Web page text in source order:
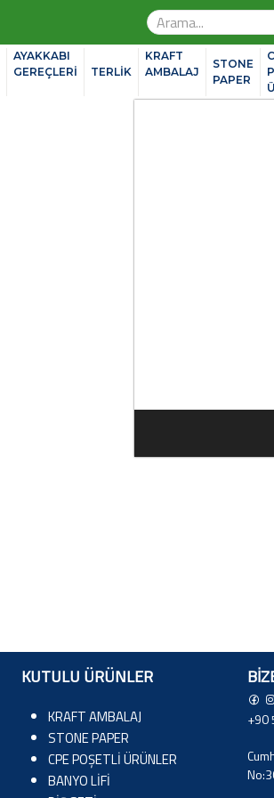
AYAKKABI
GEREÇLERİ
TERLİK
KRAFT
AMBALAJ
STONE
PAPER
KUTULU ÜRÜNLER
KRAFT AMBALAJ
STONE PAPER
CPE POŞETLİ ÜRÜNLER
BANYO LİFİ
+90